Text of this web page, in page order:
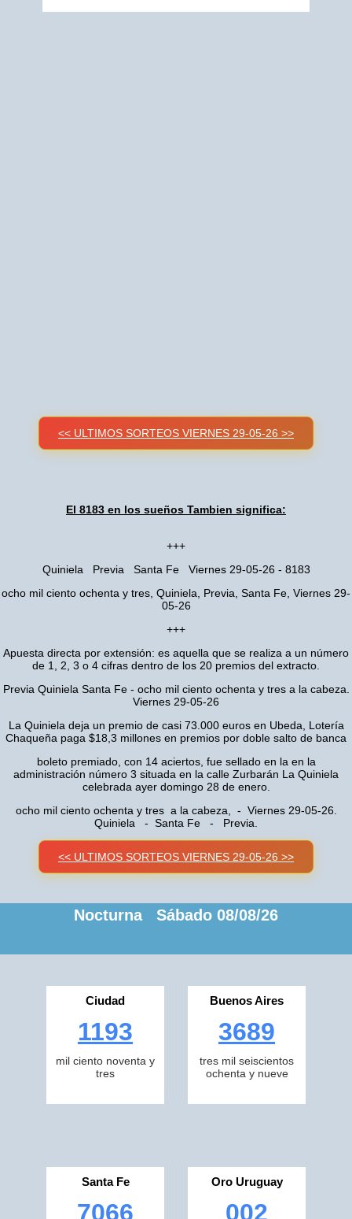
<< ULTIMOS SORTEOS VIERNES 29-05-26 >>
El 8183 en los sueños Tambien significa:
+++
Quiniela Previa Santa Fe Viernes 29-05-26 - 8183
ocho mil ciento ochenta y tres, Quiniela, Previa, Santa Fe, Viernes 29-
05-26
+++
Apuesta directa por extensión: es aquella que se realiza a un número
de 1, 2, 3 o 4 cifras dentro de los 20 premios del extracto.
Previa Quiniela Santa Fe - ocho mil ciento ochenta y tres a la cabeza.
Viernes 29-05-26
La Quiniela deja un premio de casi 73.000 euros en Ubeda, Lotería
Chaqueña paga $18,3 millones en premios por doble salto de banca
boleto premiado, con 14 aciertos, fue sellado en la en la
administración número 3 situada en la calle Zurbarán La Quiniela
celebrada ayer domingo 28 de enero.
ocho mil ciento ochenta y tres a la cabeza, - Viernes 29-05-26.
Quiniela - Santa Fe - Previa.
<< ULTIMOS SORTEOS VIERNES 29-05-26 >>
Nocturna Sábado 08/08/26
Ciudad
1193
mil ciento noventa y
tres
Buenos Aires
3689
tres mil seiscientos
ochenta y nueve
Santa Fe
7066
Oro Uruguay
002